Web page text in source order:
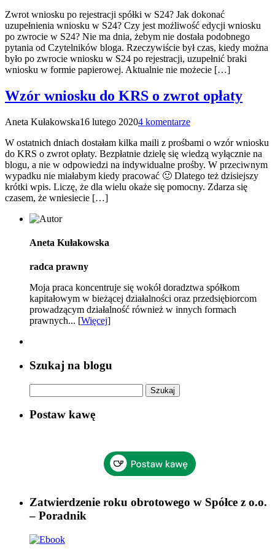
Zwrot wniosku po rejestracji spółki w S24? Jak dokonać
uzupełnienia wniosku w S24? Czy jest możliwość edycji wniosku
po zwrocie w S24? Nie ma dnia, żebym nie dostała podobnego
pytania od Czytelników bloga. Rzeczywiście był czas, kiedy można
było po zwrocie wniosku w S24 po rejestracji, uzupełnić braki
wniosku w formie papierowej. Aktualnie nie możecie […]
Wzór wniosku do KRS o zwrot opłaty
Aneta Kułakowska16 lutego 20204 komentarze
W ostatnich dniach dostałam kilka maili z prośbami o wzór wniosku
do KRS o zwrot opłaty. Bezpłatnie dzielę się wiedzą wyłącznie na
blogu, a nie w odpowiedzi na indywidualne prośby. W przeciwnym
wypadku nie miałabym kiedy pracować 🙂 Dlatego też dzisiejszy
krótki wpis. Liczę, że dla wielu okaże się pomocny. Zdarza się
czasem, że wniesiecie […]
Aneta Kułakowska
radca prawny
Moja praca koncentruje się wokół doradztwa spółkom
kapitałowym w bieżącej działalności oraz przedsiębiorcom
prowadzącym działalność również w innych formach
prawnych... [Więcej]
Szukaj na blogu
Postaw kawę
Zatwierdzenie roku obrotowego w Spółce z o.o.
– Poradnik